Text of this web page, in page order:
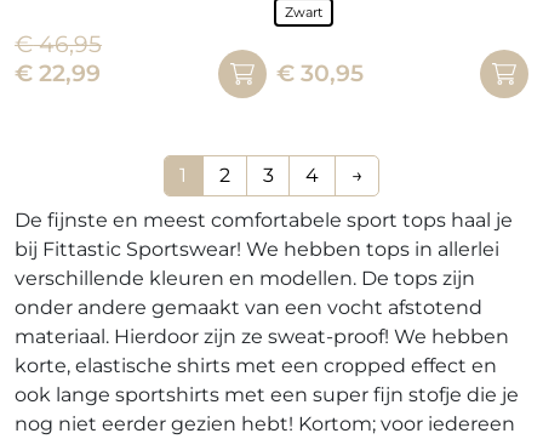
€46,95
Oorspronkelijke
€ 22,99
€ 22,99.
product
heeft
kan
gekozen
worden
op
de
productpagina
€ 30,95
Zwart
product
variaties.
Deze
optie
kan
gekozen
worden
op
de
productpagina
1 2 3 4
→
De fijnste en meest comfortabele sport tops haal je
bij Fittastic Sportswear! We hebben tops in allerlei
verschillende kleuren en modellen. De tops zijn
onder andere gemaakt van een vocht afstotend
materiaal. Hierdoor zijn ze sweat-proof! We hebben
korte, elastische shirts met een cropped effect en
ook lange sportshirts met een super fijn stofje die je
nog niet eerder gezien hebt! Kortom; voor iedereen